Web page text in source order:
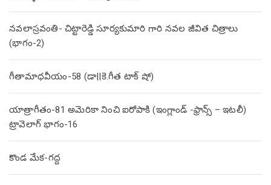
నవలాస్రవంతి- చిట్టారెడ్డి సూర్యకుమారి గారి నవల జీవిత చిత్రాలు
(భాగం-2)
గీతామాధవీయం-58 (డా||కె.గీత టాక్ షో)
యాత్రాగీతం-81 అమెరికా నించి ఐరోపాకి (ఇంగ్లాండ్ -ఫ్రాన్స్ – ఇటలీ)
ట్రావెలాగ్ భాగం-16
కొండ మేక-గద్ద